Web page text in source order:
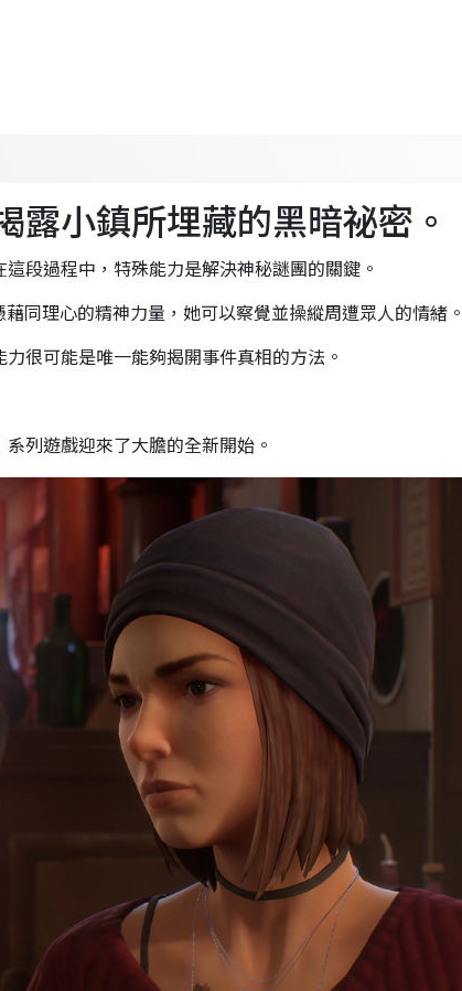
露小鎮所埋藏的黑暗祕密。
段過程中，特殊能力是解決神秘謎團的關鍵。
同理心的精神力量，她可以察覺並操縱周遭眾人的情緒。
很可能是唯一能夠揭開事件真相的方法。
列遊戲迎來了大膽的全新開始。